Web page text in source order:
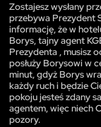
Zostajesz wysłany
przebywa Prezydent
informację, że w
Borys, tajny agent
Prezydenta , musisz
posłuży Borysowi w
minut, gdyż Borys
każdy ruch i będzie
pokoju jesteś zdany
agentem, więc niech
pozory.